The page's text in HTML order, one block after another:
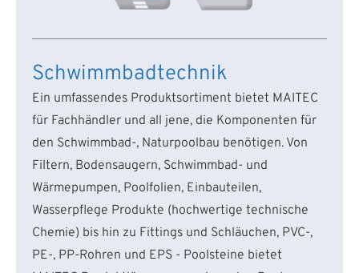
Schwimmbadtechnik
Ein umfassendes Produktsortiment bietet MAITEC
für Fachhändler und all jene, die Komponenten für
den Schwimmbad-, Naturpoolbau benötigen. Von
Filtern, Bodensaugern, Schwimmbad- und
Wärmepumpen, Poolfolien, Einbauteilen,
Wasserpflege Produkte (hochwertige technische
Chemie) bis hin zu Fittings und Schläuchen, PVC-,
PE-, PP-Rohren und EPS - Poolsteine bietet